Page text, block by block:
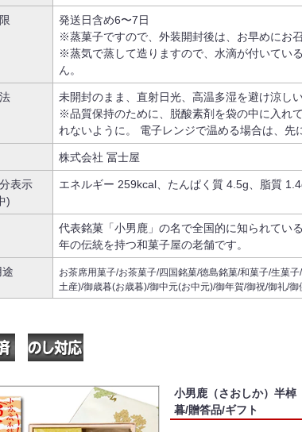
発送日含め6〜7日
※蒸菓子ですので、外装開封後は、お早めにお召
※蒸気で蒸して造りますので、水滴が付いてい
ん。
未開封のまま、直射日光、高温多湿を避け涼し
※品質保持のために、脱酸素剤を袋の中に入れ
れないように。 電子レンジで温める場合は、先
株式会社 冨士屋
表示
)
エネルギー 259kcal、たんぱく質 4.5g、脂質
代表銘菓「小男鹿」の名で全国的に知られてい
年の伝統を持つ和菓子屋の老舗です。
お茶席用菓子/お茶菓子/四国銘菓/徳島銘菓/和菓子/生菓
土産)/御歳暮(お歳暮)/御中元(お中元)/御年賀/御祝/御礼/
小男鹿（さおしか）半棹
暮/贈答品/ギフト